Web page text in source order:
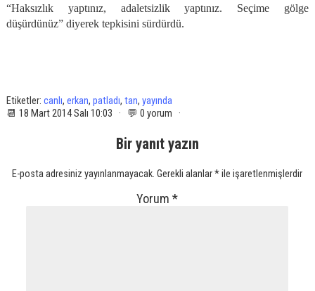
“Haksızlık yaptınız, adaletsizlik yaptınız. Seçime gölge
düşürdünüz” diyerek tepkisini sürdürdü.
Etiketler: canlı, erkan, patladı, tan, yayında
📆 18 Mart 2014 Salı 10:03 · 💬 0 yorum ·
Bir yanıt yazın
E-posta adresiniz yayınlanmayacak. Gerekli alanlar*ile işaretlenmişlerdir
Yorum*